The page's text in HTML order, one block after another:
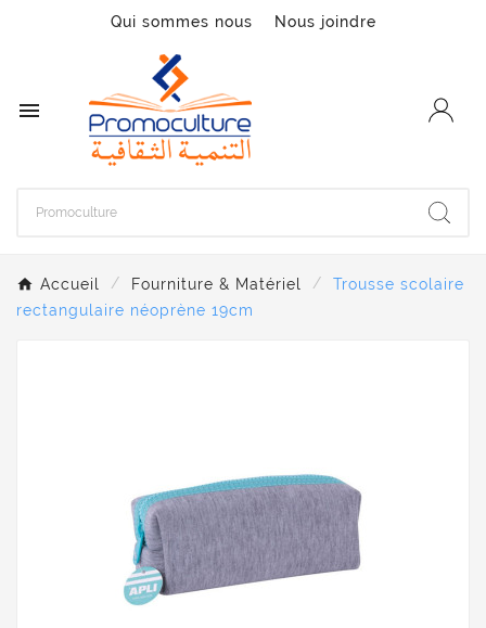
Qui sommes nous Nous joindre

Accueil Fourniture & Matériel
Trousse scolaire
rectangulaire néoprène 19cm